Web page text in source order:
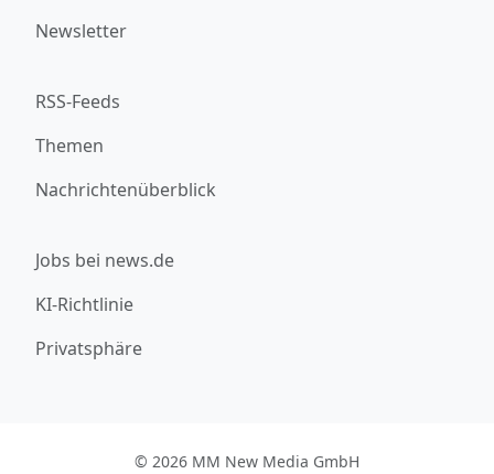
Newsletter
RSS-Feeds
Themen
Nachrichtenüberblick
Jobs bei news.de
KI-Richtlinie
Privatsphäre
© 2026 MM New Media GmbH